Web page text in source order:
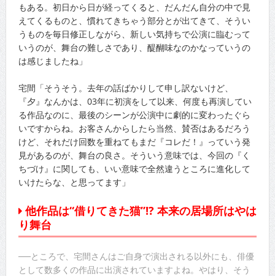
もある。初日から日が経ってくると、だんだん自分の中で見
えてくるものと、慣れてきちゃう部分とが出てきて、そうい
うものを毎日修正しながら、新しい気持ちで公演に臨むって
いうのが、舞台の難しさであり、醍醐味なのかなっていうの
は感じましたね」
宅間「そうそう。去年の話ばかりして申し訳ないけど、
『夕』なんかは、03年に初演をして以来、何度も再演してい
る作品なのに、最後のシーンが公演中に劇的に変わったぐら
いですからね。お客さんからしたら当然、賛否はあるだろう
けど、それだけ回数を重ねてもまだ『コレだ！』っていう発
見があるのが、舞台の良さ。そういう意味では、今回の『く
ちづけ』に関しても、いい意味で全然違うところに進化して
いけたらな、と思ってます」
他作品は“借りてきた猫”!? 本来の居場所はやは
り舞台
──ところで、宅間さんはご自身で演出される以外にも、俳優
として数多くの作品に出演されていますよね。やはり、そう